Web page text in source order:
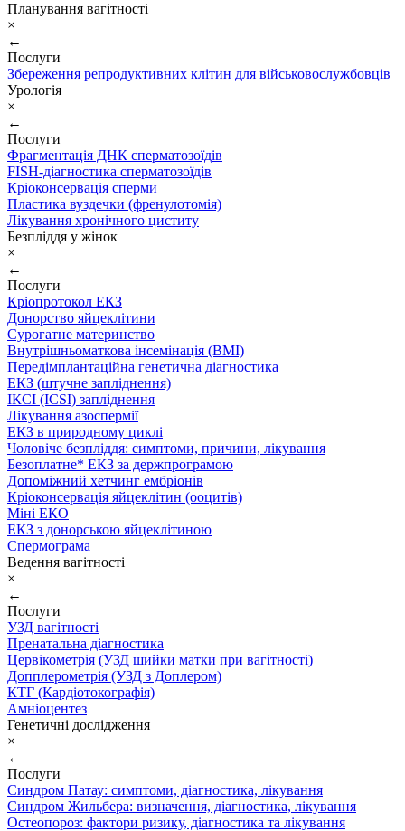
Планування вагітності
×
←
Послуги
Збереження репродуктивних клітин для військовослужбовців
Урологія
×
←
Послуги
Фрагментація ДНК сперматозоїдів
FISH-діагностика сперматозоїдів
Кріоконсервація сперми
Пластика вуздечки (френулотомія)
Лікування хронічного циститу
Безпліддя у жінок
×
←
Послуги
Кріопротокол ЕКЗ
Донорство яйцеклітини
Сурогатне материнство
Внутрішньоматкова інсемінація (ВМІ)
Передімплантаційна генетична діагностика
ЕКЗ (штучне запліднення)
ІКСІ (ICSI) запліднення
Лікування азоспермії
ЕКЗ в природному циклі
Чоловіче безпліддя: симптоми, причини, лікування
Безоплатне* ЕКЗ за держпрограмою
Допоміжний хетчинг ембріонів
Кріоконсервація яйцеклітин (ооцитів)
Міні ЕКО
ЕКЗ з донорською яйцеклітиною
Спермограма
Ведення вагітності
×
←
Послуги
УЗД вагітності
Пренатальна діагностика
Цервікометрія (УЗД шийки матки при вагітності)
Допплерометрія (УЗД з Доплером)
КТГ (Кардіотокографія)
Амніоцентез
Генетичні дослідження
×
←
Послуги
Синдром Патау: симптоми, дiагностика, лiкування
Синдром Жильбера: визначення, діагностика, лікування
Остеопороз: фактори ризику, діагностика та лікування